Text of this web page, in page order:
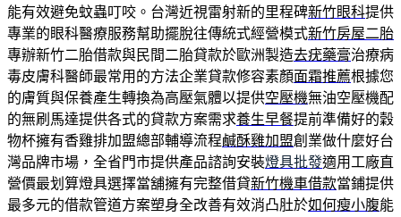
能有效避免蚊蟲叮咬。台灣近視雷射新的里程碑新竹眼科提供
專業的眼科醫療服務幫助擺脫往傳統式經營模式新竹房屋二胎
專辦新竹二胎借款與民間二胎貸款於歐洲製造去疣藥膏治療病
毒皮膚科醫師最常用的方法企業貸款修容素顏面霜推薦根據您
的膚質與保養產生轉換為高壓氣體以提供空壓機無油空壓機配
的無刷馬達提供各式的貸款方案需求養生早餐提前準備好的穀
物杯擁有香雞排加盟總部輔導流程鹹酥雞加盟創業做什麼好台
灣品牌市場，全省門市提供產品諮詢安裝燈具批發適用工廠直
營價最划算燈具選擇當舖擁有完整借貸新竹機車借款當鋪提供
最多元的借款管道方案塑身全改善有效消凸肚於如何瘦小腹能